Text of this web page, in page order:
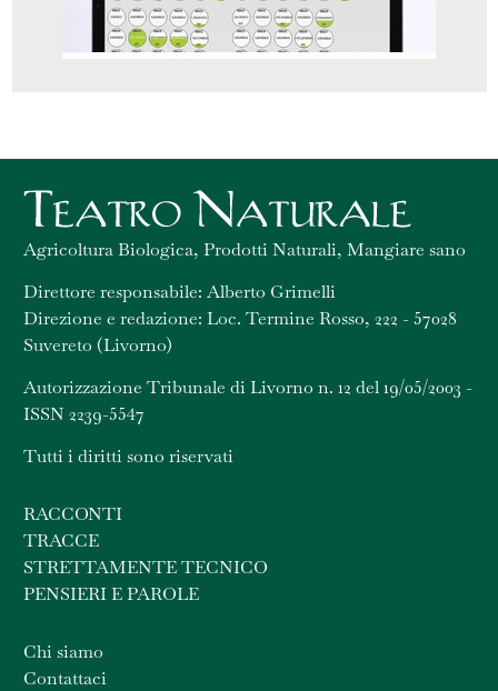
Agricoltura Biologica, Prodotti Naturali, Mangiare sano
Direttore responsabile: Alberto Grimelli
Direzione e redazione: Loc. Termine Rosso, 222 - 57028
Suvereto (Livorno)
Autorizzazione Tribunale di Livorno n. 12 del 19/05/2003 -
ISSN 2239-5547
Tutti i diritti sono riservati
RACCONTI
TRACCE
STRETTAMENTE TECNICO
PENSIERI E PAROLE
Chi siamo
Contattaci